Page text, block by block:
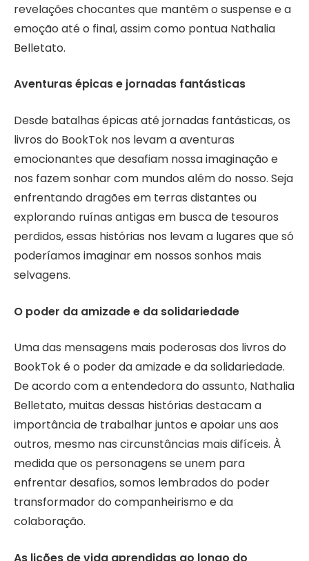
revelações chocantes que mantêm o suspense e a
emoção até o final, assim como pontua Nathalia
Belletato.
Aventuras épicas e jornadas fantásticas
Desde batalhas épicas até jornadas fantásticas, os
livros do BookTok nos levam a aventuras
emocionantes que desafiam nossa imaginação e
nos fazem sonhar com mundos além do nosso. Seja
enfrentando dragões em terras distantes ou
explorando ruínas antigas em busca de tesouros
perdidos, essas histórias nos levam a lugares que só
poderíamos imaginar em nossos sonhos mais
selvagens.
O poder da amizade e da solidariedade
Uma das mensagens mais poderosas dos livros do
BookTok é o poder da amizade e da solidariedade.
De acordo com a entendedora do assunto, Nathalia
Belletato, muitas dessas histórias destacam a
importância de trabalhar juntos e apoiar uns aos
outros, mesmo nas circunstâncias mais difíceis. À
medida que os personagens se unem para
enfrentar desafios, somos lembrados do poder
transformador do companheirismo e da
colaboração.
As lições de vida aprendidas ao longo do